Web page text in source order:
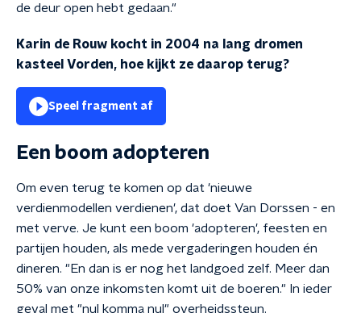
de deur open hebt gedaan."
Karin de Rouw kocht in 2004 na lang dromen
kasteel Vorden, hoe kijkt ze daarop terug?
Speel fragment af
Een boom adopteren
Om even terug te komen op dat 'nieuwe
verdienmodellen verdienen', dat doet Van Dorssen - en
met verve. Je kunt een boom 'adopteren', feesten en
partijen houden, als mede vergaderingen houden én
dineren. "En dan is er nog het landgoed zelf. Meer dan
50% van onze inkomsten komt uit de boeren." In ieder
geval met "nul komma nul" overheidssteun.